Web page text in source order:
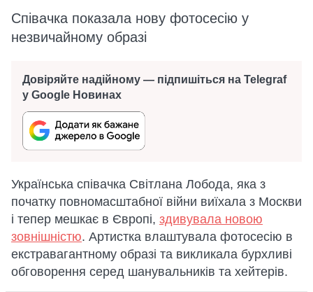
Співачка показала нову фотосесію у
незвичайному образі
Довіряйте надійному — підпишіться на Telegraf
у Google Новинах
Українська співачка Світлана Лобода, яка з
початку повномасштабної війни виїхала з Москви
і тепер мешкає в Європі, здивувала новою
зовнішністю. Артистка влаштувала фотосесію в
екстравагантному образі та викликала бурхливі
обговорення серед шанувальників та хейтерів.